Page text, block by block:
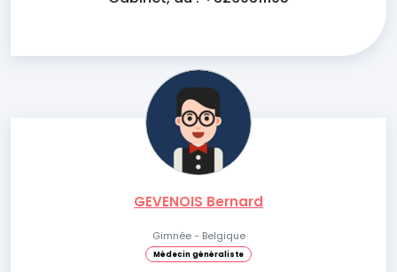
GEVENOIS Bernard
Gimnée - Belgique
Médecin généraliste